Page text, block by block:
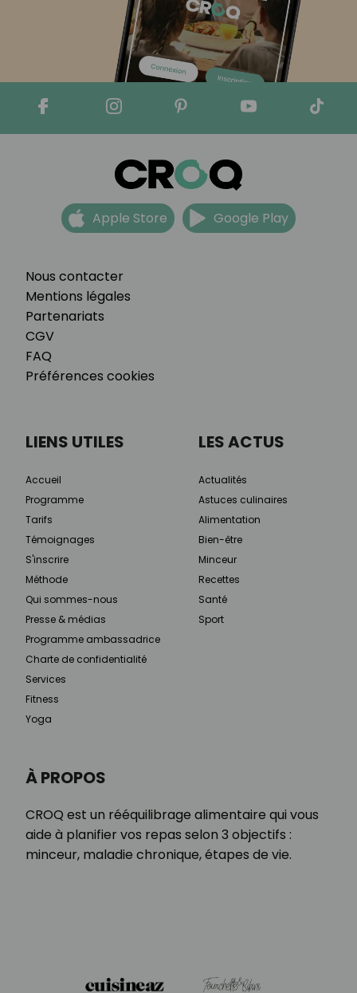
Nous contacter
Mentions légales
Partenariats
CGV
FAQ
Préférences cookies
Apple Store Google Play
À PROPOS
CROQ est un rééquilibrage alimentaire qui vous
aide à planifier vos repas selon 3 objectifs :
minceur, maladie chronique, étapes de vie.
LIENS UTILES
Accueil
Programme
Tarifs
Témoignages
S'inscrire
Méthode
Qui sommes-nous
Presse & médias
Programme ambassadrice
Charte de confidentialité
Services
Fitness
Yoga
LES ACTUS
Actualités
Astuces culinaires
Alimentation
Bien-être
Minceur
Recettes
Santé
Sport